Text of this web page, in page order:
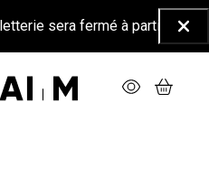
sera fermé à partir du 26